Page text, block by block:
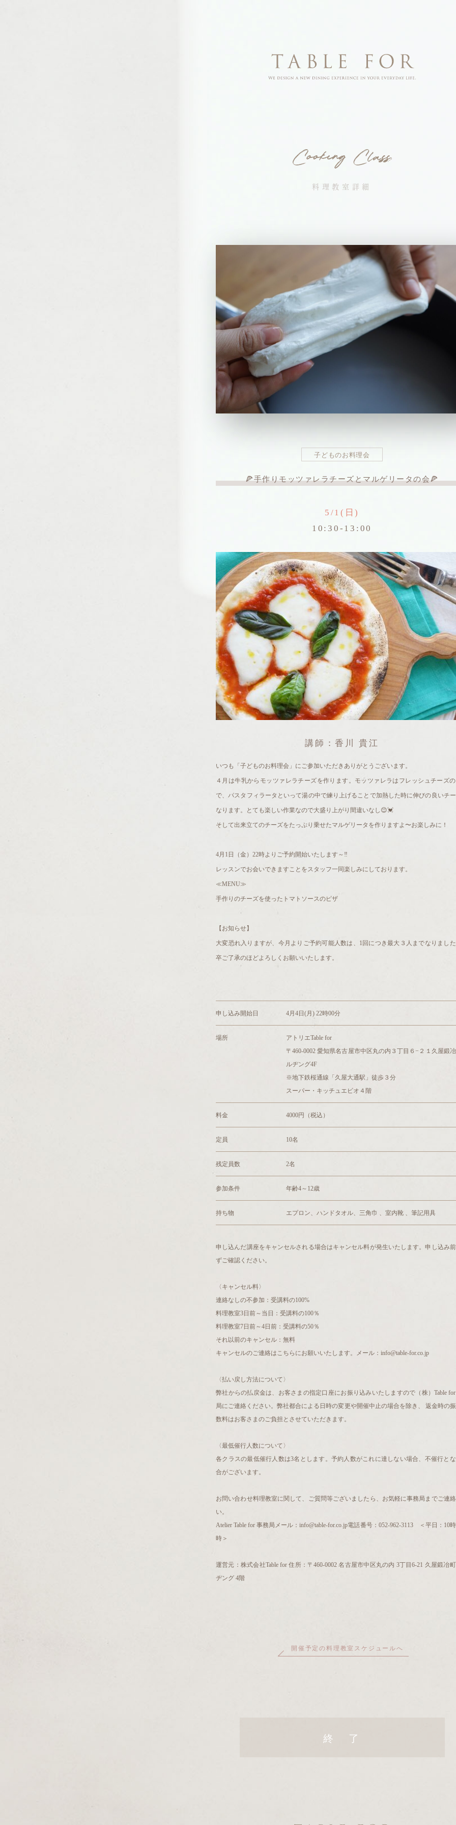
料理教室詳細
子どものお料理会
🍕手作りモッツァレラチーズとマルゲリータの会🍕
5/1(日)
10:30-13:00
講師：香川 貴江
いつも「子どものお料理会」にご参加いただきありがとうございます。
４月は牛乳からモッツァレラチーズを作ります。モッツァレラはフレッシュチーズ
で、パスタフィラータといって湯の中で練り上げることで加熱した時に伸びの良いチ
なります。とても楽しい作業なので大盛り上がり間違いなし😊💓
そして出来立てのチーズをたっぷり乗せたマルゲリータを作りますよ〜お楽しみに！
4月1日（金）22時よりご予約開始いたします～‼️
レッスンでお会いできますことをスタッフ一同楽しみにしております。
≪MENU≫
手作りのチーズを使ったトマトソースのピザ
【お知らせ】
大変恐れ入りますが、今月よりご予約可能人数は、1回につき最大３人までなりまし
卒ご了承のほどよろしくお願いいたします。
申し込み開始日 4月4日(月) 22時00分
場所
アトリエTable for
〒460-0002 愛知県名古屋市中区丸の内３丁目６−２１久屋鍛
ルヂング4F
※地下鉄桜通線「久屋大通駅」徒歩３分
スーパー・キッチュエビオ４階
料金 4000円（税込）
定員 10名
残定員数 2名
参加条件 年齢4～12歳
持ち物 エプロン、ハンドタオル、三角巾 、室内靴 、筆記用具
申し込んだ講座をキャンセルされる場合はキャンセル料が発生いたします。申し込み
ずご確認ください。
〈キャンセル料〉
連絡なしの不参加：受講料の100%
料理教室3日前～当日：受講料の100％
料理教室7日前～4日前：受講料の50％
それ以前のキャンセル：無料
キャンセルのご連絡はこちらにお願いいたします。メール：info@table-for.co.jp
〈払い戻し方法について〉
弊社からの払戻金は、お客さまの指定口座にお振り込みいたしますので（株）Table
局にご連絡ください。弊社都合による日時の変更や開催中止の場合を除き、 返金時の
数料はお客さまのご負担とさせていただきます。
〈最低催行人数について〉
各クラスの最低催行人数は3名とします。予約人数がこれに達しない場合、不催行と
合がございます。
お問い合わせ料理教室に関して、ご質問等ございましたら、お気軽に事務局までご連
い。
Atelier Table for 事務局メール：info@table-for.co.jp電話番号：052-962-3113 ＜平日：10
時＞
運営元：株式会社Table for 住所：〒460-0002 名古屋市中区丸の内 3丁目6-21 久屋鍛冶
ヂング 4階
開催予定の料理教室スケジュールへ
終 了